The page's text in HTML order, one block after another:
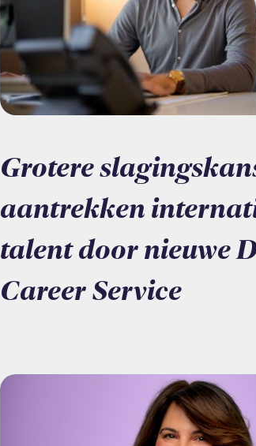
Grotere
aantrekken
talent door nieuwe
Career Service